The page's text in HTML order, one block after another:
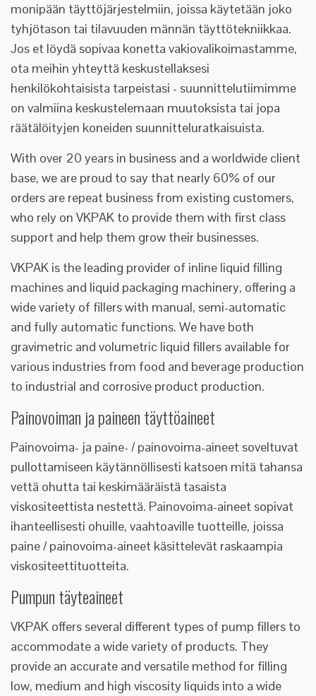
monipään täyttöjärjestelmiin, joissa käytetään joko
tyhjötason tai tilavuuden männän täyttötekniikkaa.
Jos et löydä sopivaa konetta vakiovalikoimastamme,
ota meihin yhteyttä keskustellaksesi
henkilökohtaisista tarpeistasi - suunnittelutiimimme
on valmiina keskustelemaan muutoksista tai jopa
räätälöityjen koneiden suunnitteluratkaisuista.
With over 20 years in business and a worldwide client
base, we are proud to say that nearly 60% of our
orders are repeat business from existing customers,
who rely on VKPAK to provide them with first class
support and help them grow their businesses.
VKPAK is the leading provider of inline liquid filling
machines and liquid packaging machinery, offering a
wide variety of fillers with manual, semi-automatic
and fully automatic functions. We have both
gravimetric and volumetric liquid fillers available for
various industries from food and beverage production
to industrial and corrosive product production.
Painovoiman ja paineen täyttöaineet
Painovoima- ja paine- / painovoima-aineet soveltuvat
pullottamiseen käytännöllisesti katsoen mitä tahansa
vettä ohutta tai keskimääräistä tasaista
viskositeettista nestettä. Painovoima-aineet sopivat
ihanteellisesti ohuille, vaahtoaville tuotteille, joissa
paine / painovoima-aineet käsittelevät raskaampia
viskositeettituotteita.
Pumpun täyteaineet
VKPAK offers several different types of pump fillers to
accommodate a wide variety of products. They
provide an accurate and versatile method for filling
low, medium and high viscosity liquids into a wide